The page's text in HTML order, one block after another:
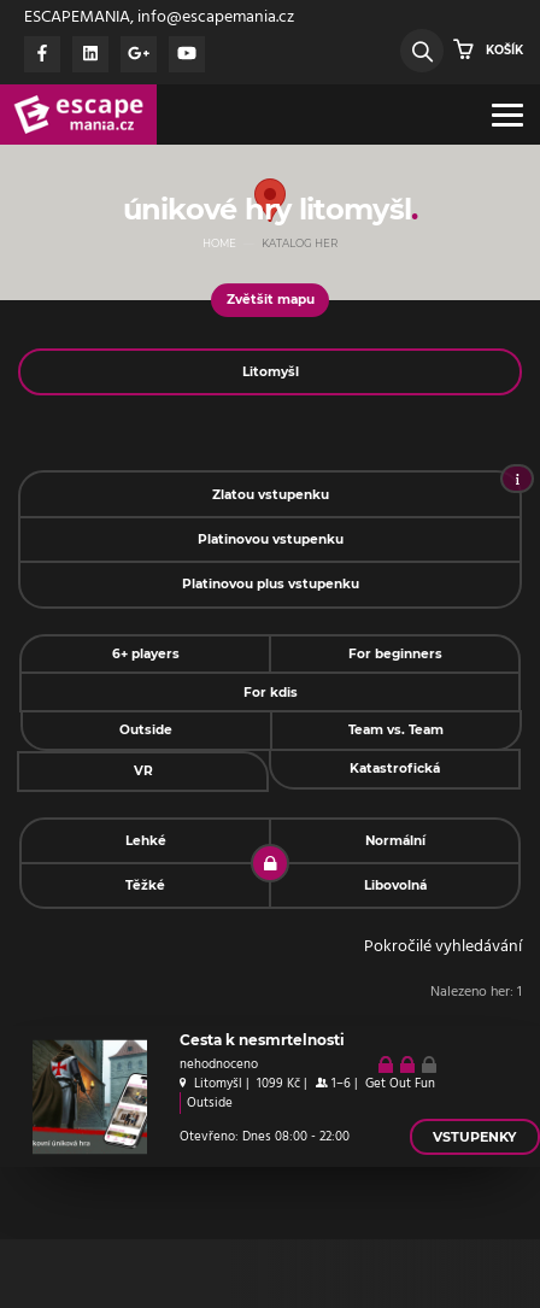
ESCAPEMANIA, info@escapemania.cz
KOŠÍK
Zvětšit mapu
únikové hry litomyšl
HOME KATALOG HER
Jméno
Zlatou vstupenku
Platinovou vstupenku
Platinovou plus vstupenku
6+ players For beginners
For kdis
Outside Team vs. Team
VR Katastrofická
Lehké Normální
Těžké Libovolná
Pokročilé vyhledávání
Nalezeno her: 1
Cesta k nesmrtelnosti
nehodnoceno
Litomyšl | 1099 Kč| 1–6| Get Out Fun
Outside
Otevřeno: Dnes 08:00 - 22:00
VSTUPENKY